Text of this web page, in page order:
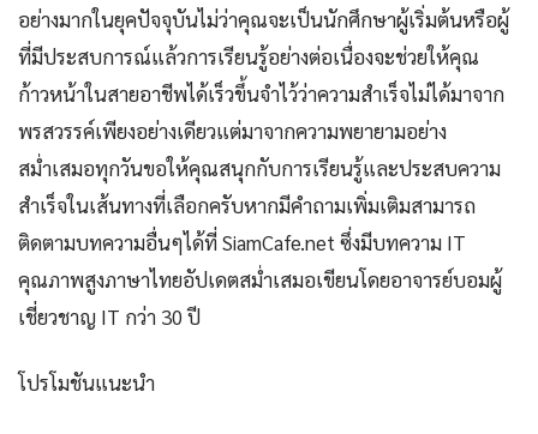
อย่างมากในยุคปัจจุบันไม่ว่าคุณจะเป็นนักศึกษาผู้เริ่มต้นหรือผู้
ที่มีประสบการณ์แล้วการเรียนรู้อย่างต่อเนื่องจะช่วยให้คุณ
ก้าวหน้าในสายอาชีพได้เร็วขึ้นจำไว้ว่าความสำเร็จไม่ได้มาจาก
พรสวรรค์เพียงอย่างเดียวแต่มาจากความพยายามอย่าง
สม่ำเสมอทุกวันขอให้คุณสนุกกับการเรียนรู้และประสบความ
สำเร็จในเส้นทางที่เลือกครับหากมีคำถามเพิ่มเติมสามารถ
ติดตามบทความอื่นๆได้ที่ SiamCafe.net ซึ่งมีบทความ IT
คุณภาพสูงภาษาไทยอัปเดตสม่ำเสมอเขียนโดยอาจารย์บอมผู้
เชี่ยวชาญ IT กว่า 30 ปี
โปรโมชันแนะนำ